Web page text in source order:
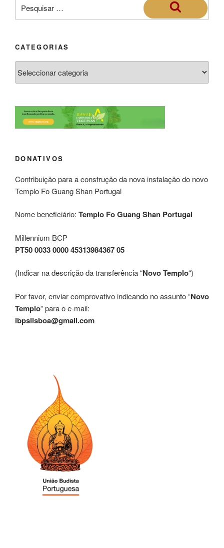
CATEGORIAS
DONATIVOS
Contribuição para a construção da nova instalação do novo
Templo Fo Guang Shan Portugal
Nome beneficiário: Templo Fo Guang Shan Portugal
Millennium BCP
PT50 0033 0000 45313984367 05
(Indicar na descrição da transferência “Novo Templo“)
Por favor, enviar comprovativo indicando no assunto “Novo
Templo” para o e-mail:
ibpslisboa@gmail.com